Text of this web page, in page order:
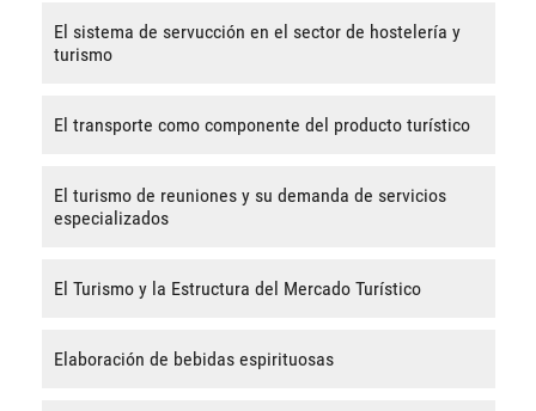
El sistema de servucción en el sector de hostelería y
turismo
El transporte como componente del producto turístico
El turismo de reuniones y su demanda de servicios
especializados
El Turismo y la Estructura del Mercado Turístico
Elaboración de bebidas espirituosas